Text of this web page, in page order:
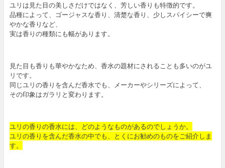
ユリは見た目の美しさだけではなく、芳しい香りも特徴的です。
品種によって、ゴージャスな香り、清楚な香り、少しスパイシーで爽
やかな香りなど、
実は香りの種類にも幅があります。
見た目も香りも華やかなため、香水の題材にされることも多いのがユ
リです。
同じユリの香りを含んだ香水でも、メーカーやシリーズによって、
その印象はガラリと変わります。
ユリの香りの香水には、どのようなものがあるのでしょうか。
ユリの香りを含んだ香水の中でも、とくにお勧めのものをご紹介しま
す。